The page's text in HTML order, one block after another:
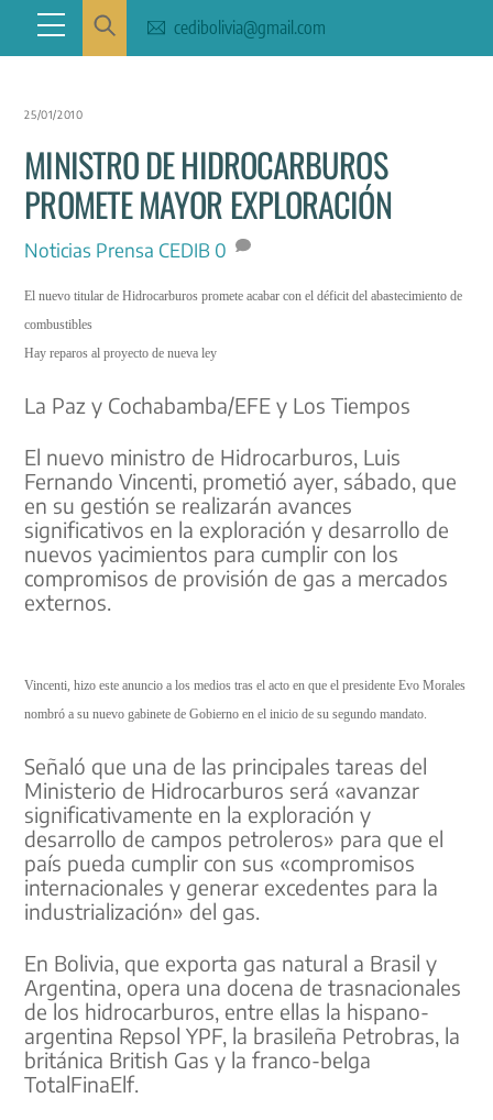
content
Menu cedibolivia@gmail.com
25/01/2010
MINISTRO DE HIDROCARBUROS
PROMETE MAYOR EXPLORACIÓN
Noticias Prensa CEDIB 0
El nuevo titular de Hidrocarburos promete acabar con el déficit del abastecimiento de
combustibles
Hay reparos al proyecto de nueva ley
La Paz y Cochabamba/EFE y Los Tiempos
El nuevo ministro de Hidrocarburos, Luis
Fernando Vincenti, prometió ayer, sábado, que
en su gestión se realizarán avances
significativos en la exploración y desarrollo de
nuevos yacimientos para cumplir con los
compromisos de provisión de gas a mercados
externos.
Vincenti, hizo este anuncio a los medios tras el acto en que el presidente Evo Morales
nombró a su nuevo gabinete de Gobierno en el inicio de su segundo mandato.
Señaló que una de las principales tareas del
Ministerio de Hidrocarburos será «avanzar
significativamente en la exploración y
desarrollo de campos petroleros» para que el
país pueda cumplir con sus «compromisos
internacionales y generar excedentes para la
industrialización» del gas.
En Bolivia, que exporta gas natural a Brasil y
Argentina, opera una docena de trasnacionales
de los hidrocarburos, entre ellas la hispano-
argentina Repsol YPF, la brasileña Petrobras, la
británica British Gas y la franco-belga
TotalFinaElf.